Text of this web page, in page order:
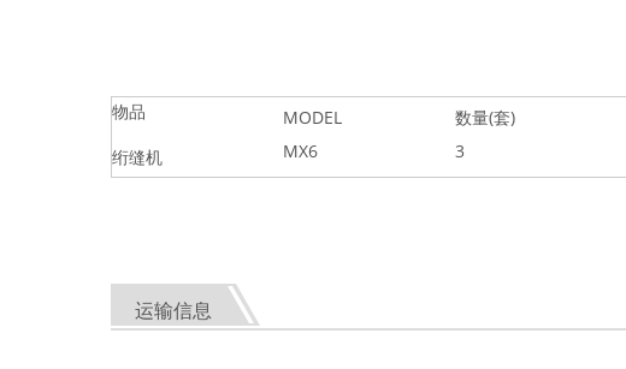
物品 MODEL 数量(套)
绗缝机
MX6 3
运输信息